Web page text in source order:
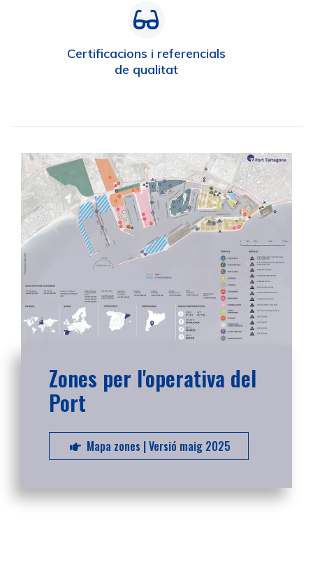
Certificacions i referencials
de qualitat
Zones per l'operativa del
Port
Mapa zones | Versió maig 2025